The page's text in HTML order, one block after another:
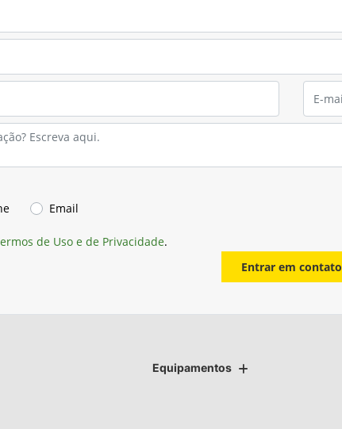
Email
de Uso e de Privacidade.
Entrar em contato
Equipamentos